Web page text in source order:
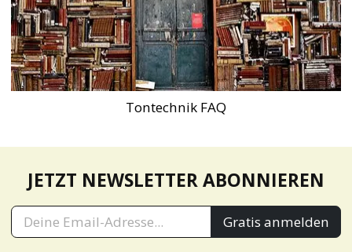
Tontechnik FAQ
JETZT NEWSLETTER ABONNIEREN
Gratis anmelden